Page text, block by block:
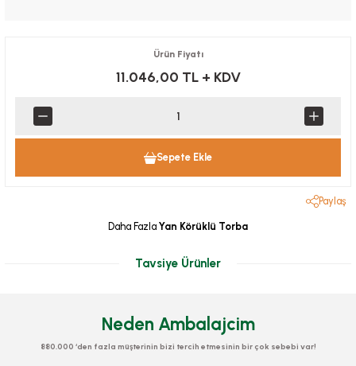
Ürün Fiyatı
11.046,00 TL + KDV
Sepete Ekle
Paylaş
Daha Fazla Yan Körüklü Torba
Tavsiye Ürünler
Neden Ambalajcim
880.000 ‘den fazla müşterinin bizi tercih etmesinin bir çok sebebi var!